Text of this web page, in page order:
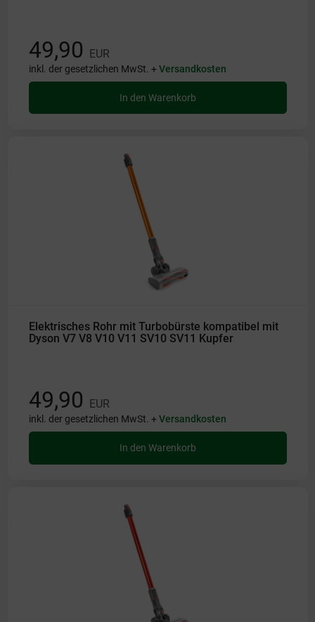
49,90 EUR
inkl. der gesetzlichen MwSt. +Versandkosten
In den Warenkorb
Elektrisches Rohr mit Turbobürste kompatibel mit
Dyson V7 V8 V10 V11 SV10 SV11 Kupfer
49,90 EUR
inkl. der gesetzlichen MwSt. +Versandkosten
In den Warenkorb